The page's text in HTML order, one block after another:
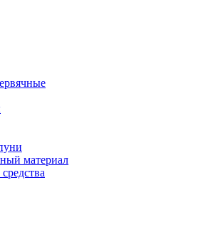
материал